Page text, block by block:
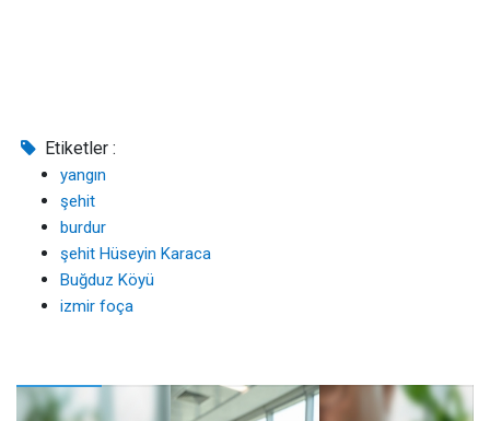
Etiketler :
yangın
şehit
burdur
şehit Hüseyin Karaca
Buğduz Köyü
izmir foça